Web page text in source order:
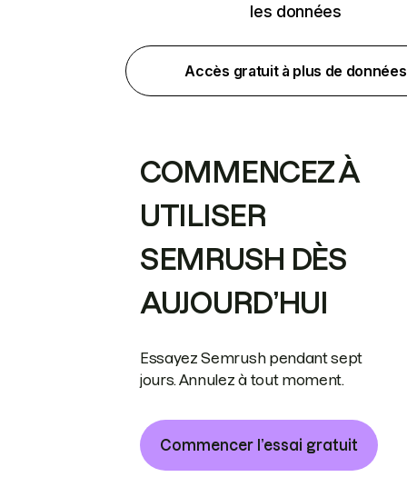
les données
Accès gratuit à plus de données
COMMENCEZ À
UTILISER
SEMRUSH DÈS
AUJOURD’HUI
Essayez Semrush pendant sept
jours. Annulez à tout moment.
Commencer l’essai gratuit